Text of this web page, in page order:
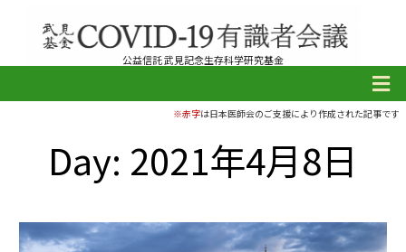
公益信託 武見記念生存科学研究基金
※赤字は日本医師会のご支援により作成された記事です
Day: 2021年4月8日